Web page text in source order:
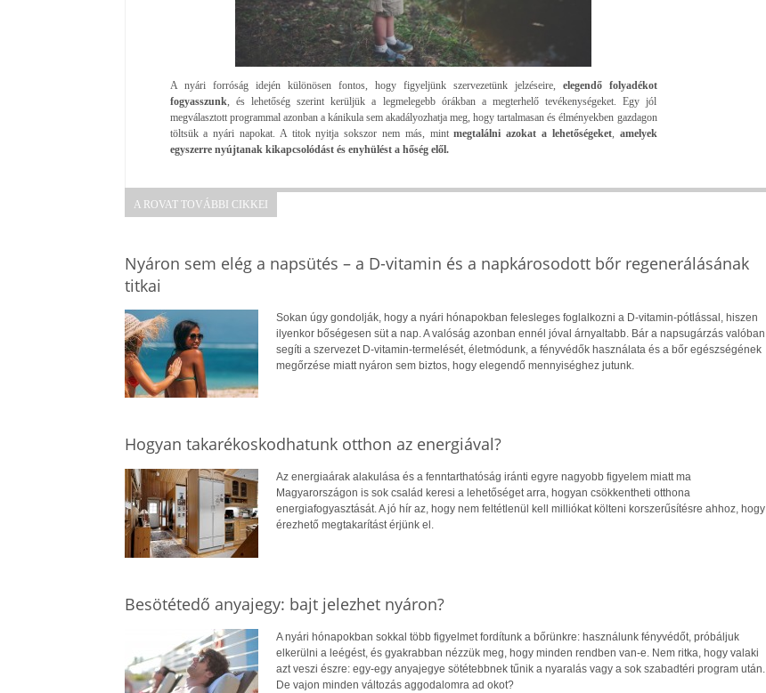
A nyári forróság idején különösen fontos, hogy figyeljünk szervezetünk jelzéseire, elegendő folyadékot
fogyasszunk , és lehetőség szerint kerüljük a legmelegebb órákban a megterhelő tevékenységeket. Egy jól
megválasztott programmal azonban a kánikula sem akadályozhatja meg, hogy tartalmasan és élményekben gazdagon
töltsük a nyári napokat. A titok nyitja sokszor nem más, mintmegtalálni azokat a lehetőségeket, amelyek
egyszerre nyújtanak kikapcsolódást és enyhülést a hőség elől.
A ROVAT TOVÁBBI CIKKEI
Nyáron sem elég a napsütés – a D-vitamin és a napkárosodott bőr regenerálásának
titkai
Sokan úgy gondolják, hogy a nyári hónapokban felesleges foglalkozni a D-vitamin-pótlással, hiszen
ilyenkor bőségesen süt a nap. A valóság azonban ennél jóval árnyaltabb. Bár a napsugárzás valóban
segíti a szervezet D-vitamin-termelését, életmódunk, a fényvédők használata és a bőr egészségének
megőrzése miatt nyáron sem biztos, hogy elegendő mennyiséghez jutunk.
Hogyan takarékoskodhatunk otthon az energiával?
Az energiaárak alakulása és a fenntarthatóság iránti egyre nagyobb figyelem miatt ma
Magyarországon is sok család keresi a lehetőséget arra, hogyan csökkentheti otthona
energiafogyasztását. A jó hír az, hogy nem feltétlenül kell milliókat költeni korszerűsítésre ahhoz, hogy
érezhető megtakarítást érjünk el.
Besötétedő anyajegy: bajt jelezhet nyáron?
A nyári hónapokban sokkal több figyelmet fordítunk a bőrünkre: használunk fényvédőt, próbáljuk
elkerülni a leégést, és gyakrabban nézzük meg, hogy minden rendben van-e. Nem ritka, hogy valaki
azt veszi észre: egy-egy anyajegye sötétebbnek tűnik a nyaralás vagy a sok szabadtéri program után.
De vajon minden változás aggodalomra ad okot?